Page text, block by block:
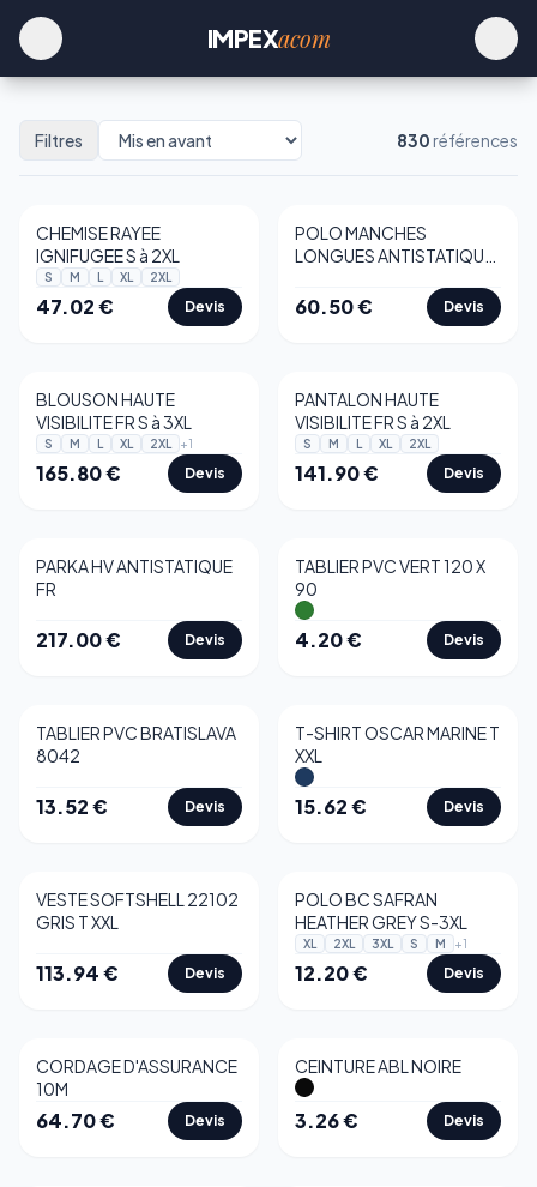
IMPEXacom
Filtres 830 références
CHEMISE RAYEE
IGNIFUGEE S à 2XL
S M L XL 2XL
47.02€ Devis
POLO MANCHES
LONGUES ANTISTATIQUE
60.50€ Devis
BLOUSON HAUTE
VISIBILITE FR S à 3XL
S M L XL 2XL +1
165.80€ Devis
PANTALON HAUTE
VISIBILITE FR S à 2XL
S M L XL 2XL
141.90€ Devis
PARKA HV ANTISTATIQUE
FR
217.00€ Devis
TABLIER PVC VERT 120 X
90
4.20€ Devis
TABLIER PVC BRATISLAVA
8042
13.52€ Devis
T-SHIRT OSCAR MARINE T
XXL
15.62€ Devis
VESTE SOFTSHELL 22102
GRIS T XXL
113.94€ Devis
POLO BC SAFRAN
HEATHER GREY S-3XL
XL 2XL 3XL S M +1
12.20€ Devis
CORDAGE D'ASSURANCE
10M
64.70€ Devis
CEINTURE ABL NOIRE
3.26€ Devis